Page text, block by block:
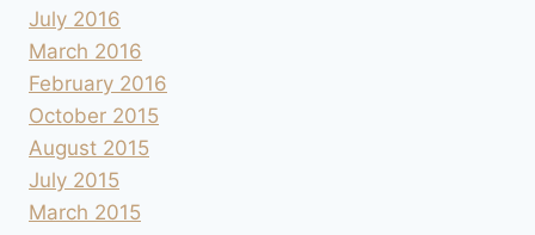
July 2016
March 2016
February 2016
October 2015
August 2015
July 2015
March 2015